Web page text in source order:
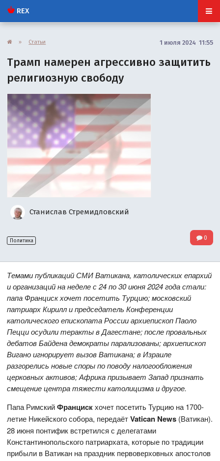
REX
» Статьи 1 июля 2024 11:55
Трамп намерен агрессивно защитить
религиозную свободу
Станислав Стремидловский
Политика 0
Темами публикаций СМИ Ватикана, католических епархий
и организаций на неделе с 24 по 30 июня 2024 года стали:
папа Франциск хочет посетить Турцию; московский
патриарх Кирилл и председатель Конференции
католического епископата России архиепископ Паоло
Пецци осудили теракты в Дагестане; после провальных
дебатов Байдена демократы парализованы; архиепископ
Вигано игнорирует вызов Ватикана; в Израиле
разгорелись новые споры по поводу налогообложения
церковных активов; Африка призывает Запад признать
смещение центра тяжести католицизма и другое.
Папа РимскийФранцискхочет посетить Турцию на 1700-
летие Никейского собора, передаётVatican News (Ватикан).
28 июня понтифик встретился с делегатами
Константинопольского патриархата, которые по традиции
прибыли в Ватикан на праздник первоверховных апостолов